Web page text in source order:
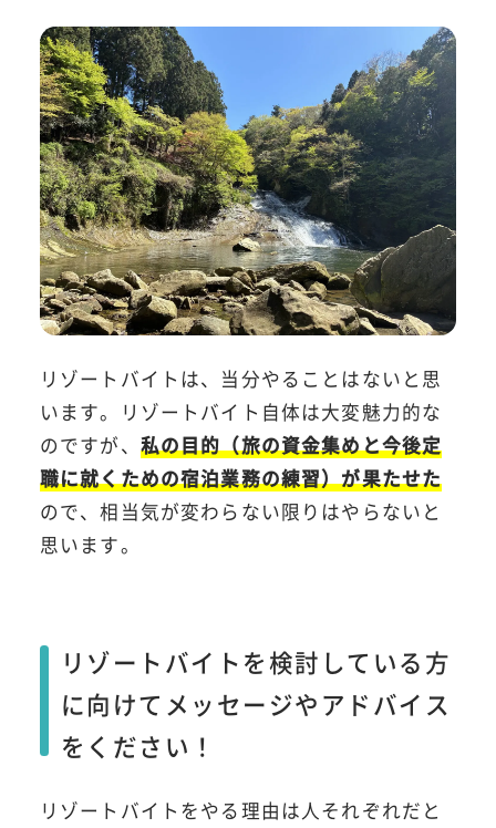
リゾートバイトは、当分やることはないと思
います。リゾートバイト自体は大変魅力的な
のですが、 私の目的（旅の資金集めと今後定
職に就くための宿泊業務の練習）が果たせた
ので、相当気が変わらない限りはやらないと
思います。
リゾートバイトを検討している方
に向けてメッセージやアドバイス
をください！
リゾートバイトをやる理由は人それぞれだと